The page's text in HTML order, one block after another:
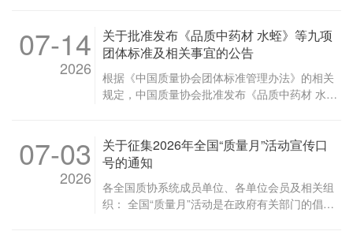
会组织是夯实行业治理、保障社会组织高质量发
展的重要举措。我们要进一步提高政治站位，统
一思想认识，充分认识打击整治非法社会组织不
仅是维护自身权益的现实需要，更是履行社会责
社会组织领域正本清源贡献力量。 二、全面开展
自查，坚决与非法社会组织划清界限 全国质协系
统各成员单位和全体会员单位要进一步强化法治
意识和风险意识，对照通知要求全面开展自查，
加强自身...
材 木香》《品质中药材 肉苁蓉》《品质中药材
陈皮》《品质中药材 大黄（药用大黄）》七项团
相关编制说明见附件1，请将意见填入《中国质
量协会团体标准意见反馈表》（附件2），并于
获取该标准征求意见稿。 联 系 人：贺老师 邮
箱：helx@caq.org.cn 联系电话：（010）
68417299 中国质量协会 2026年7月22日
关于批准发布《品质中药材 水蛭》等九项
团体标准及相关事宜的公告
07-14
2026
根据《中国质量协会团体标准管理办法》的相关
规定，中国质量协会批准发布《品质中药材 水
编号 被替代标准编号 品质中药材 水蛭 T/CAQ
29048-2026 品质中药材 白及 T/CAQ 29009-
T/CAQ 29010-2026 T/CAQ 29010-2024 品质中
药材 黄芪 T/CAQ 29011-2026 T/CAQ 29011-
关于征集2026年全国“质量月”活动宣传口
号的通知
07-03
2026
各全国质协系统成员单位、各单位会员及相关组
织： 全国“质量月”活动是在政府有关部门的倡导